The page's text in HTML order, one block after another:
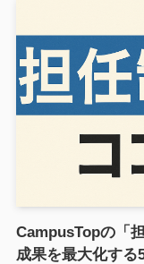
CampusTopの「
成果を最大化する